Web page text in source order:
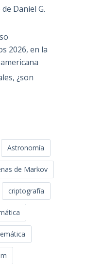
Daniel G.
2026, en la
¿son
Astronomía
de Markov
criptografía